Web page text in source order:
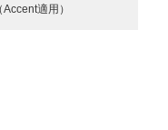
適用）